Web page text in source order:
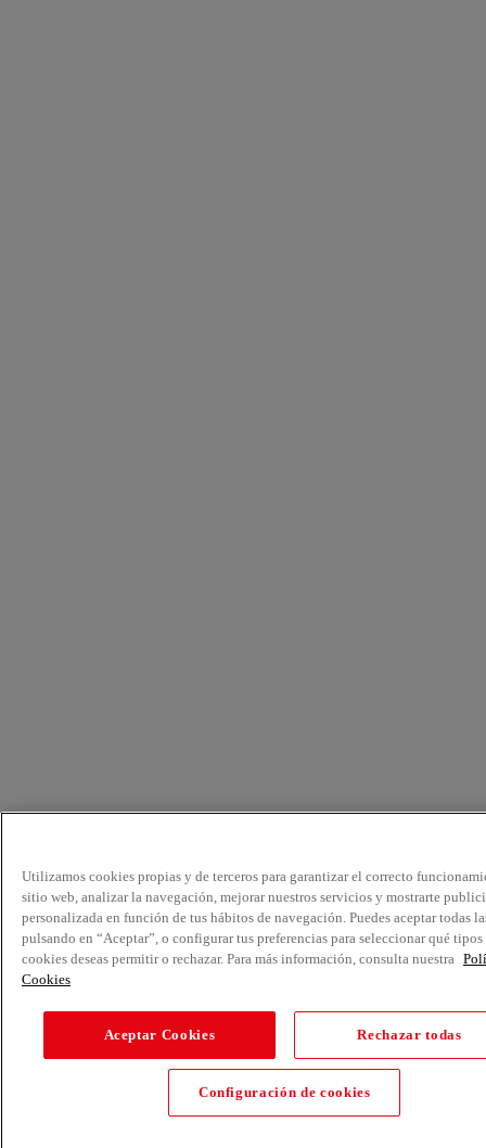
Utilizamos cookies propias y de terceros para garantizar el correcto
sitio web, analizar la navegación, mejorar nuestros servicios y mostrarte
personalizada en función de tus hábitos de navegación. Puedes aceptar todas
pulsando en “Aceptar”, o configurar tus preferencias para seleccionar qué tipos
cookies deseas permitir o rechazar. Para más información, consulta nuestra
Cookies
Aceptar Cookies Rechazar todas
Configuración de cookies